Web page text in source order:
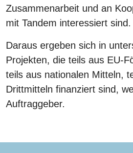
Zusammenarbeit und an
mit Tandem interessiert sind.
Daraus ergeben sich in
Projekten, die teils aus EU-
teils aus nationalen Mitteln,
Drittmitteln finanziert sind,
Auftraggeber.